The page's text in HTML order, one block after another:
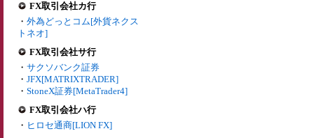
FX取引会社カ行
・ 外為どっとコム[外貨ネクス
トネオ]
FX取引会社サ行
・ サクソバンク証券
・ JFX[MATRIXTRADER]
・ StoneX証券[MetaTrader4]
FX取引会社ハ行
・ ヒロセ通商[LION FX]